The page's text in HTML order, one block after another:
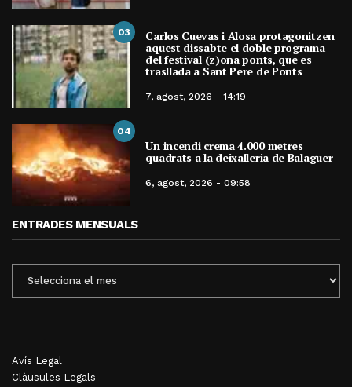
03 Carlos Cuevas i Alosa protagonitzen
aquest dissabte el doble programa
del festival (z)ona ponts, que es
trasllada a Sant Pere de Ponts
7, agost, 2026 - 14:19
04
Un incendi crema 4.000 metres
quadrats a la deixalleria de Balaguer
6, agost, 2026 - 09:58
ENTRADES MENSUALS
MENSUALS
Avís Legal
Clàusules Legals